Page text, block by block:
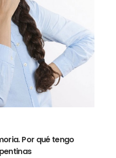
Por qué tengo